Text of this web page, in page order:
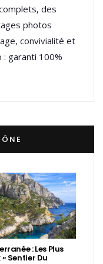
des
photos
convivialité et
: garanti 100%
: Les Plus
« Sentier Du